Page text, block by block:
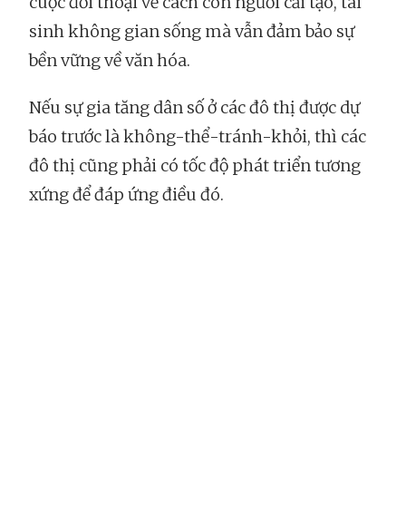
sinh không gian sống mà vẫn đảm bảo sự
bền vững về văn hóa.
Nếu sự gia tăng dân số ở các đô thị được dự
báo trước là không-thể-tránh-khỏi, thì các
đô thị cũng phải có tốc độ phát triển tương
xứng để đáp ứng điều đó.